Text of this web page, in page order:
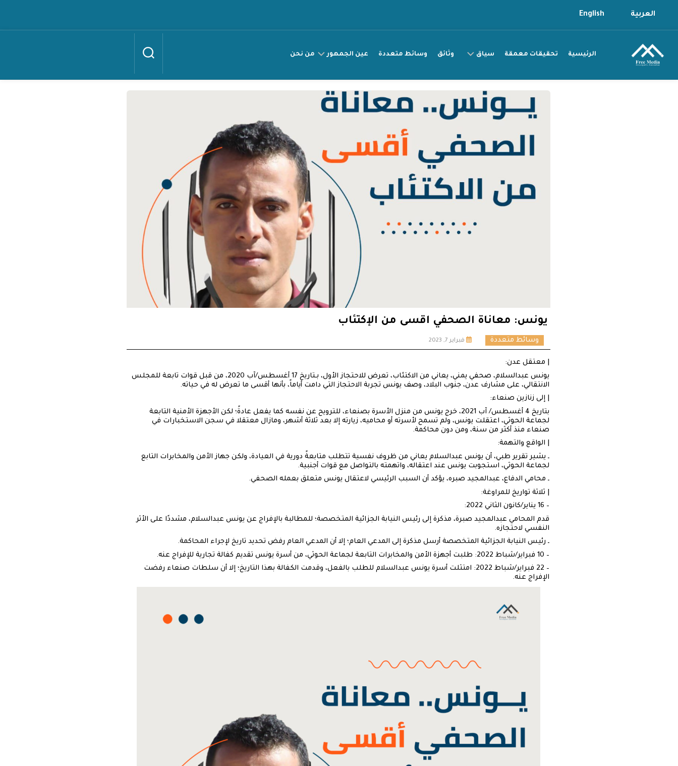
content
العربية English
الرئيسية تحقيقات معمقة سياق
التقرير
وثائق وسائط متعددة عين الجمهور
مناصرة
انتهاك
من نحن
يونس: معاناة الصحفي اقسى من الإكتئاب
وسائط متعددة فبراير 7, 2023
| معتقل عدن:
يونس عبدالسلام، صحفي يمني، يعاني من الاكتئاب، تعرض للاحتجاز الأول، بـتاريخ 17 أغسطس/آب 2020، من قبل قوات تابعة للمجلس
الانتقالي، على مشارف عدن، جنوب البلاد، وصف يونس تجربة الاحتجاز التي دامت أياماً، بأنها أقسى ما تعرض له في حياته.
| إلى زنازين صنعاء:
بتاريخ 4 أغسطس/ آب 2021، خرج يونس من منزل الأسرة بصنعاء، للترويح عن نفسه كما يفعل عادةً؛ لكن الأجهزة الأمنية التابعة
لجماعة الحوثي، اعتقلت يونس، ولم تسمح لأسرته أو محاميه، زيارته إلا بعد ثلاثة أشهر، ومازال معتقلا في سجن الاستخبارات في
صنعاء منذ أكثر من سنة، ومن دون محاكمة.
| الواقع والتهمة:
ـ يشير تقرير طبي، أن يونس عبدالسلام يعاني من ظروف نفسية تتطلب متابعةً دورية في العيادة، ولكن جهاز الأمن والمخابرات التابع
لجماعة الحوثي، استجوبت يونس عند اعتقاله، واتهمته بالتواصل مع قوات أجنبية.
ـ محامي الدفاع، عبدالمجيد صبره، يؤكد أن السبب الرئيسي لاعتقال يونس متعلق بعمله الصحفي.
| ثلاثة تواريخ للمراوغة:
– 16 يناير/كانون الثاني 2022:
قدم المحامي عبدالمجيد صبرة، مذكرة إلى رئيس النيابة الجزائية المتخصصة؛ للمطالبة بالإفراج عن يونس عبدالسلام، مشددًا على الأثر
النفسي لاحتجازه.
ـ رئيس النيابة الجزائية المتخصصة أرسل مذكرة إلى المدعي العام؛ إلا أن المدعي العام رفض تحديد تاريخ لإجراء المحاكمة.
– 10 فبراير/شباط 2022: طلبت أجهزة الأمن والمخابرات التابعة لجماعة الحوثي، من أسرة يونس تقديم كفالة تجارية للإفراج عنه.
– 22 فبراير/شباط 2022: امتثلت أسرة يونس عبدالسلام للطلب بالفعل، وقدمت الكفالة بهذا التاريخ؛ إلا أن سلطات صنعاء رفضت
الإفراج عنه.